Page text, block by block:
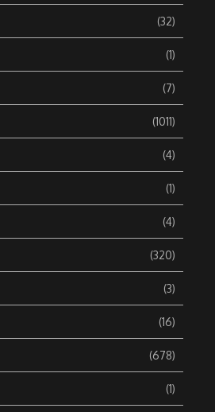
(32)
(1)
(7)
(1011)
(4)
(1)
(4)
(320)
(3)
(16)
(678)
(1)